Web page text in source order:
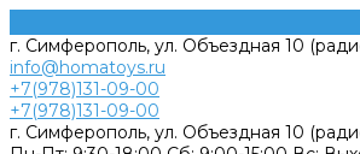
г. Симферополь, ул. Объездная 10
info@homatoys.ru
+7(978)131-09-00
+7(978)131-09-00
г. Симферополь, ул. Объездная 10